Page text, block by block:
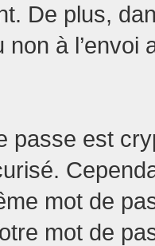
De plus,
à l’envoi
passe est
mot de
mot de